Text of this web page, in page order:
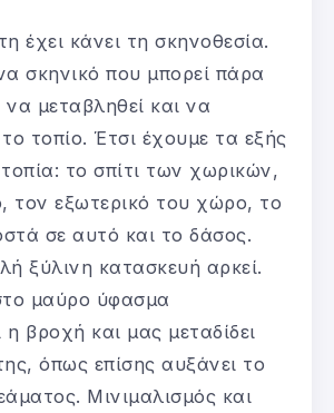
έχει κάνει τη σκηνοθεσία.
σκηνικό που μπορεί πάρα
μεταβληθεί και να
τοπίο. Έτσι έχουμε τα εξής
το σπίτι των χωρικών,
τον εξωτερικό του χώρο, το
σε αυτό και το δάσος.
ξύλινη κατασκευή αρκεί.
μαύρο ύφασμα
βροχή και μας μεταδίδει
όπως επίσης αυξάνει το
Μινιμαλισμός και